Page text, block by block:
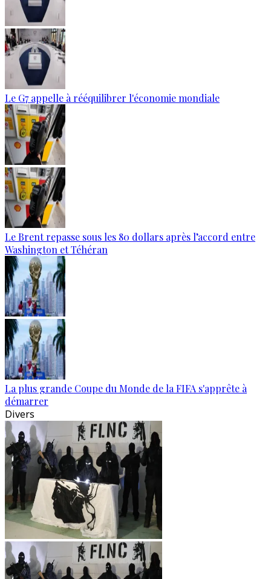
Le G7 appelle à rééquilibrer l'économie mondiale
Le Brent repasse sous les 80 dollars après l’accord entre
Washington et Téhéran
La plus grande Coupe du Monde de la FIFA s'apprête à
démarrer
Divers